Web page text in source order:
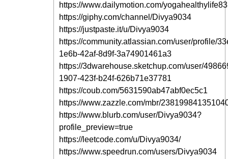
https://www.dailymotion.com/yogahealthylife83
https://giphy.com/channel/Divya9034
https://justpaste.it/u/Divya9034
https://community.atlassian.com/user/profile/
1e6b-42af-8d9f-3a74901461a3
https://3dwarehouse.sketchup.com/user/
1907-423f-b24f-626b71e37781
https://coub.com/5631590ab47abf0ec5c1
https://www.zazzle.com/mbr/
https://www.blurb.com/user/Divya9034?
profile_preview=true
https://leetcode.com/u/Divya9034/
https://www.speedrun.com/users/Divya9034